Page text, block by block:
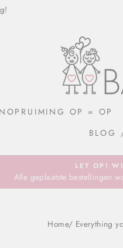
OP = OP
BLOG
LET OP!
Alle geplaatste bestellingen
Home/ Everything